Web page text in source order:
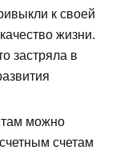
к своей
жизни.
застряла в
можно
счетам